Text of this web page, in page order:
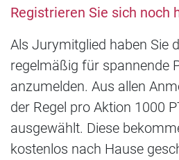
Registrieren Sie sich noch
Als Jurymitglied haben Sie
regelmäßig für spannende
anzumelden. Aus allen
der Regel pro Aktion 1000
ausgewählt. Diese
kostenlos nach Hause